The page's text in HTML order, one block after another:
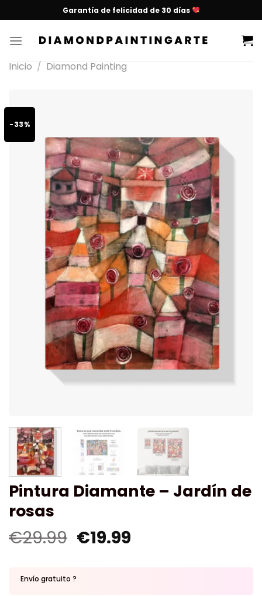
Garantía de felicidad de 30 días
Inicio / Diamond Painting
-33%
Pintura Diamante – Jardín de
rosas
€29.99 €19.99
Envío gratuito ?